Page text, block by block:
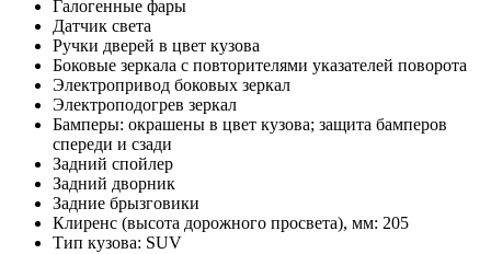
Галогенные фары
Датчик света
Ручки дверей в цвет кузова
Боковые зеркала с повторителями указателей поворота
Электропривод боковых зеркал
Электроподогрев зеркал
Бамперы: окрашены в цвет кузова; защита бамперов
спереди и сзади
Задний спойлер
Задний дворник
Задние брызговики
Клиренс (высота дорожного просвета), мм: 205
Тип кузова: SUV